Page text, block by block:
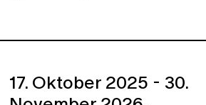
17. Oktober 2025 - 30.